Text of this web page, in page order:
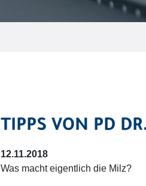
TIPPS VON PD
12.11.2018
Was macht eigentlich die Milz?